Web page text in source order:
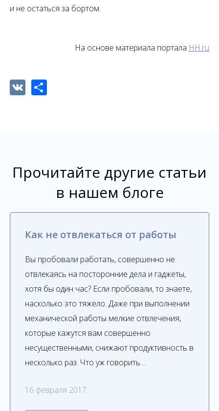
и не остаться за бортом.
На основе материала портала HH.ru
VK Share
Прочитайте другие статьи
в нашем блоге
Как не отвлекаться от работы
Вы пробовали работать, совершенно не
отвлекаясь на посторонние дела и гаджеты,
хотя бы один час? Если пробовали, то знаете,
насколько это тяжело. Даже при выполнении
механической работы мелкие отвлечения,
которые кажутся вам совершенно
несущественными, снижают продуктивность в
несколько раз. Что уж говорить…
16 февраля 2017